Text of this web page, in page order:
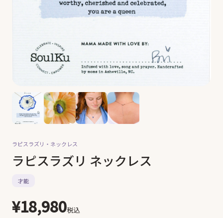
ラピスラズリ・ ネックレス
ラピスラズリ ネックレス
才能
¥18,980税込